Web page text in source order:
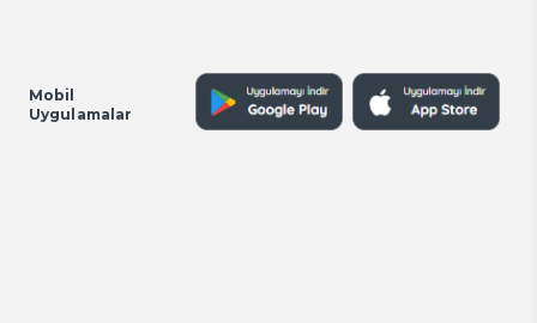
Mobil
Uygulamalar